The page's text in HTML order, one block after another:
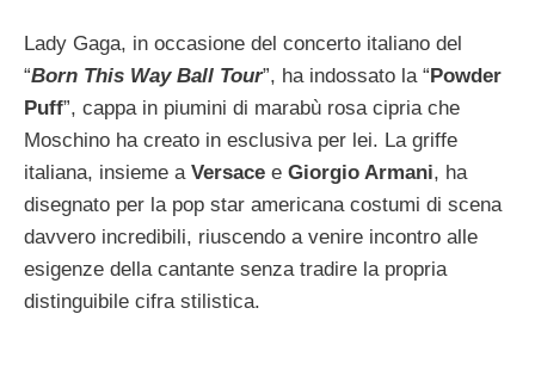
Lady Gaga, in occasione del concerto italiano del
“Born This Way Ball Tour”, ha indossato la “Powder
Puff”, cappa in piumini di marabù rosa cipria che
Moschino ha creato in esclusiva per lei. La griffe
italiana, insieme a Versace e Giorgio Armani, ha
disegnato per la pop star americana costumi di scena
davvero incredibili, riuscendo a venire incontro alle
esigenze della cantante senza tradire la propria
distinguibile cifra stilistica.